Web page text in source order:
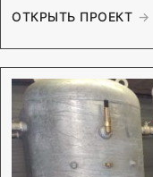
ОТКРЫТЬ ПРОЕКТ